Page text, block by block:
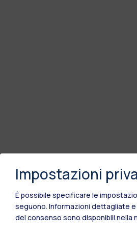
Impostazioni
È possibile specificare le
seguono. Informazioni dettagliate
del consenso sono disponibili nella